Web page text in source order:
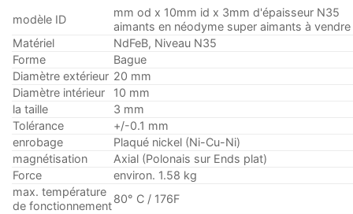
modèle ID
mm od x 10mm id x 3mm d'épaisseur N35
aimants en néodyme super aimants à vendre
Matériel
NdFeB, Niveau N35
Forme
Bague
Diamètre extérieur 20 mm
Diamètre intérieur
10 mm
la taille
3 mm
Tolérance
+/-0.1 mm
enrobage
Plaqué nickel (Ni-Cu-Ni)
magnétisation
Axial (Polonais sur Ends plat)
Force
environ. 1.58 kg
max. température
de fonctionnement
80° C / 176F